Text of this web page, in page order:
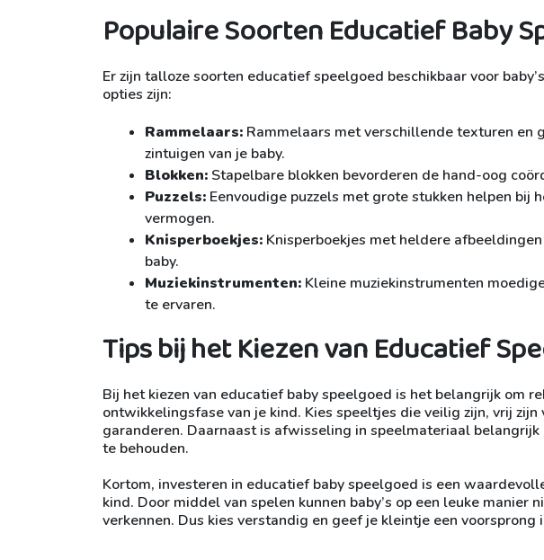
Populaire Soorten Educatief Baby
Er zijn talloze soorten educatief speelgoed beschikbaar voor
opties zijn:
Rammelaars: Rammelaars met verschillende texturen en
zintuigen van je baby.
Blokken: Stapelbare blokken bevorderen de hand-oog
Puzzels: Eenvoudige puzzels met grote stukken helpen bij
vermogen.
Knisperboekjes: Knisperboekjes met heldere
baby.
Muziekinstrumenten: Kleine muziekinstrumenten
te ervaren.
Tips bij het Kiezen van Educatief
Bij het kiezen van educatief baby speelgoed is het belangrijk om
ontwikkelingsfase van je kind. Kies speeltjes die veilig zijn, vrij
garanderen. Daarnaast is afwisseling in speelmateriaal
te behouden.
Kortom, investeren in educatief baby speelgoed is een
kind. Door middel van spelen kunnen baby’s op een leuke
verkennen. Dus kies verstandig en geef je kleintje een